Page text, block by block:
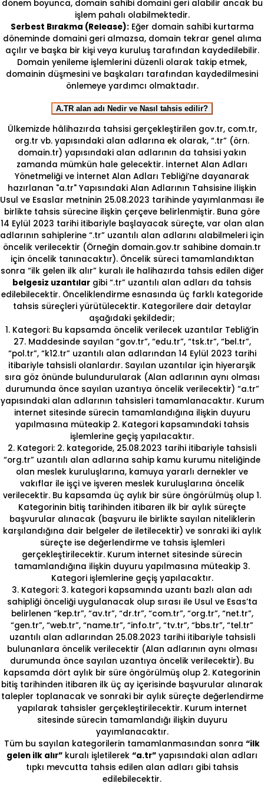
dönem boyunca, domain sahibi domaini geri alabilir ancak bu
işlem pahalı olabilmektedir.
Serbest Bırakma (Release):Eğer domain sahibi kurtarma
döneminde domaini geri almazsa, domain tekrar genel alıma
açılır ve başka bir kişi veya kuruluş tarafından kaydedilebilir.
Domain yenileme işlemlerini düzenli olarak takip etmek,
domainin düşmesini ve başkaları tarafından kaydedilmesini
önlemeye yardımcı olmaktadır.
A.TR alan adı Nedir ve Nasıl tahsis edilir?
Ülkemizde hâlihazırda tahsisi gerçekleştirilen gov.tr, com.tr,
org.tr vb. yapısındaki alan adlarına ek olarak, “.tr” (örn.
domain.tr) yapısındaki alan adlarının da tahsisi yakın
zamanda mümkün hale gelecektir. İnternet Alan Adları
Yönetmeliği ve İnternet Alan Adları Tebliği’ne dayanarak
hazırlanan "a.tr" Yapısındaki Alan Adlarının Tahsisine İlişkin
Usul ve Esaslar metninin 25.08.2023 tarihinde yayımlanması ile
birlikte tahsis sürecine ilişkin çerçeve belirlenmiştir. Buna göre
14 Eylül 2023 tarihi itibariyle başlayacak süreçte, var olan alan
adlarının sahiplerine “.tr” uzantılı alan adlarını alabilmeleri için
öncelik verilecektir (Örneğin domain.gov.tr sahibine domain.tr
için öncelik tanınacaktır). Öncelik süreci tamamlandıktan
sonra “ilk gelen ilk alır” kuralı ile halihazırda tahsis edilen diğer
belgesiz uzantılar gibi “.tr” uzantılı alan adları da tahsis
edilebilecektir. Önceliklendirme esnasında üç farklı kategoride
tahsis süreçleri yürütülecektir. Kategorilere dair detaylar
aşağıdaki şekildedir;
1. Kategori: Bu kapsamda öncelik verilecek uzantılar Tebliğ’in
27. Maddesinde sayılan “gov.tr”, “edu.tr”, “tsk.tr”, “bel.tr”,
“pol.tr”, “k12.tr” uzantılı alan adlarından 14 Eylül 2023 tarihi
itibariyle tahsisli olanlardır. Sayılan uzantılar için hiyerarşik
sıra göz önünde bulundurularak (Alan adlarının aynı olması
durumunda önce sayılan uzantıya öncelik verilecektir) “a.tr”
yapısındaki alan adlarının tahsisleri tamamlanacaktır. Kurum
internet sitesinde sürecin tamamlandığına ilişkin duyuru
yapılmasına müteakip 2. Kategori kapsamındaki tahsis
işlemlerine geçiş yapılacaktır.
2. Kategori: 2. kategoride, 25.08.2023 tarihi itibariyle tahsisli
“org.tr” uzantılı alan adlarına sahip kamu kurumu niteliğinde
olan meslek kuruluşlarına, kamuya yararlı dernekler ve
vakıflar ile işçi ve işveren meslek kuruluşlarına öncelik
verilecektir. Bu kapsamda üç aylık bir süre öngörülmüş olup 1.
Kategorinin bitiş tarihinden itibaren ilk bir aylık süreçte
başvurular alınacak (başvuru ile birlikte sayılan niteliklerin
karşılandığına dair belgeler de iletilecektir) ve sonraki iki aylık
süreçte ise değerlendirme ve tahsis işlemleri
gerçekleştirilecektir. Kurum internet sitesinde sürecin
tamamlandığına ilişkin duyuru yapılmasına müteakip 3.
Kategori işlemlerine geçiş yapılacaktır.
3. Kategori: 3. kategori kapsamında uzantı bazlı alan adı
sahipliği önceliği uygulanacak olup sırası ile Usul ve Esas’ta
belirlenen “kep.tr”, “av.tr”, “dr.tr”, “com.tr”, “org.tr”, “net.tr”,
“gen.tr”, “web.tr”, “name.tr”, “info.tr”, “tv.tr”, “bbs.tr”, “tel.tr”
uzantılı alan adlarından 25.08.2023 tarihi itibariyle tahsisli
bulunanlara öncelik verilecektir (Alan adlarının aynı olması
durumunda önce sayılan uzantıya öncelik verilecektir). Bu
kapsamda dört aylık bir süre öngörülmüş olup 2. Kategorinin
bitiş tarihinden itibaren ilk üç ay içerisinde başvurular alınarak
talepler toplanacak ve sonraki bir aylık süreçte değerlendirme
yapılarak tahsisler gerçekleştirilecektir. Kurum internet
sitesinde sürecin tamamlandığı ilişkin duyuru
yayımlanacaktır.
Tüm bu sayılan kategorilerin tamamlanmasından sonra “ilk
gelen ilk alır” kuralı işletilerek “a.tr” yapısındaki alan adları
tıpkı mevcutta tahsis edilen alan adları gibi tahsis
edilebilecektir.